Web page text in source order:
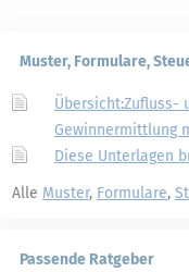
Muster, Formulare,
Übersicht:Zufluss-
Gewinnermittlung
Diese Unterlagen
Alle Muster, Formulare,
Passende Ratgeber